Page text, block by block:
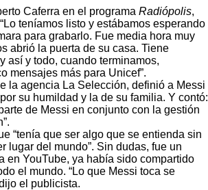
Caferra en el programa Radiópolis,
teníamos listo y estábamos esperando
para grabarlo. Fue media hora muy
abrió la puerta de su casa. Tiene
así y todo, cuando terminamos,
mensajes más para Unicef”.
la agencia La Selección, definió a Messi
su humildad y la de su familia. Y contó:
de Messi en conjunto con la gestión
“tenía que ser algo que se entienda sin
lugar del mundo”. Sin dudas, fue un
en YouTube, ya había sido compartido
el mundo. “Lo que Messi toca se
el publicista.